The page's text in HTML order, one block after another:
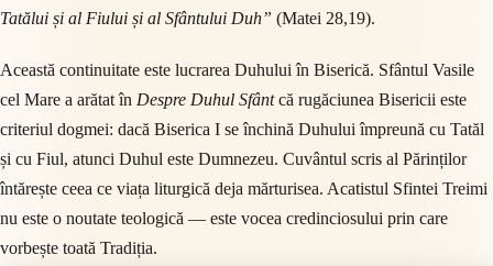
Tatălui și al Fiului și al Sfântului Duh” (Matei 28,19).
Această continuitate este lucrarea Duhului în Biserică. Sfântul Vasile
cel Mare a arătat în Despre Duhul Sfântcă rugăciunea Bisericii este
criteriul dogmei: dacă Biserica I se închină Duhului împreună cu Tatăl
și cu Fiul, atunci Duhul este Dumnezeu. Cuvântul scris al Părinților
întărește ceea ce viața liturgică deja mărturisea. Acatistul Sfintei Treimi
nu este o noutate teologică — este vocea credinciosului prin care
vorbește toată Tradiția.